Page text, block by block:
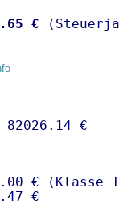
€
€ (Klasse I)
€